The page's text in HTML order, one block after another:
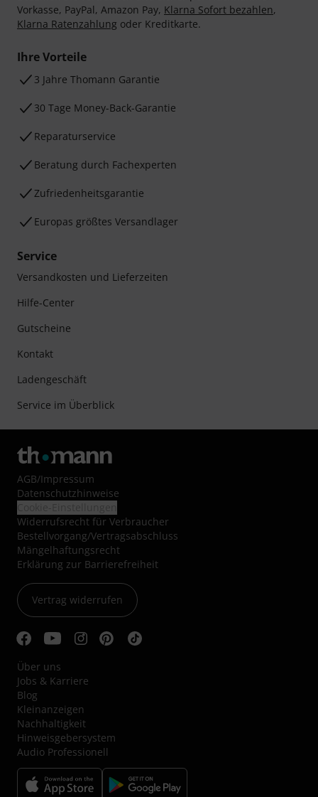
Vorkasse, PayPal, Amazon Pay, Klarna Sofort bezahlen,
Klarna Ratenzahlung oder Kreditkarte.
Ihre Vorteile
3 Jahre Thomann Garantie
30 Tage Money-Back-Garantie
Reparaturservice
Beratung durch Fachexperten
Zufriedenheitsgarantie
Europas größtes Versandlager
Service
Versandkosten und Lieferzeiten
Hilfe-Center
Gutscheine
Kontakt
Ladengeschäft
Service im Überblick
AGB/Impressum
Datenschutzhinweise
Widerrufsrecht für Verbraucher
Bestellvorgang/Vertragsabschluss
Mängelhaftungsrecht
Erklärung zur Barrierefreiheit
Vertrag widerrufen
Über uns
Jobs & Karriere
Blog
Kleinanzeigen
Nachhaltigkeit
Hinweisgebersystem
Audio Professionell